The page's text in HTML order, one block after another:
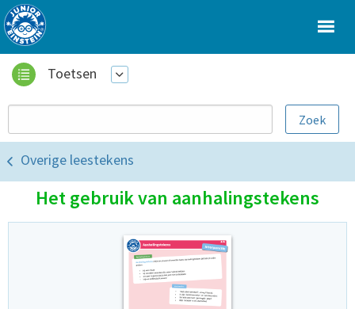
Toetsen
Overige leestekens
Het gebruik van aanhalingstekens